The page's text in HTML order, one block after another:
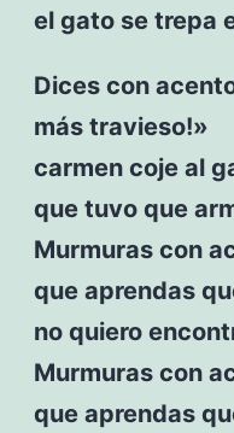
el gato se trepa
Dices con
más travieso!»
carmen coje al
que tuvo que
Murmuras con
que aprendas
no quiero
Murmuras con
que aprendas